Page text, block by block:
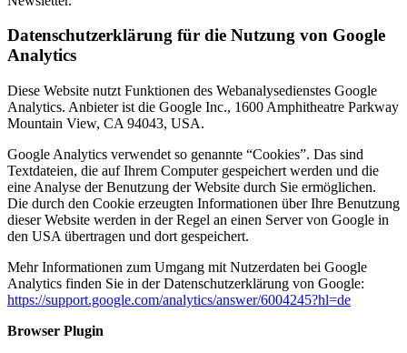
Datenschutzerklärung für die Nutzung von Google
Analytics
Diese Website nutzt Funktionen des Webanalysedienstes Google
Analytics. Anbieter ist die Google Inc., 1600 Amphitheatre Parkway
Mountain View, CA 94043, USA.
Google Analytics verwendet so genannte “Cookies”. Das sind
Textdateien, die auf Ihrem Computer gespeichert werden und die
eine Analyse der Benutzung der Website durch Sie ermöglichen.
Die durch den Cookie erzeugten Informationen über Ihre Benutzung
dieser Website werden in der Regel an einen Server von Google in
den USA übertragen und dort gespeichert.
Mehr Informationen zum Umgang mit Nutzerdaten bei Google
Analytics finden Sie in der Datenschutzerklärung von Google:
https://support.google.com/analytics/answer/6004245?hl=de
Browser Plugin